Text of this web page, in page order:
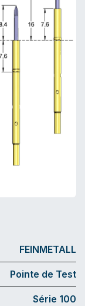
FEINMETALL
Pointe de Test
Série 100